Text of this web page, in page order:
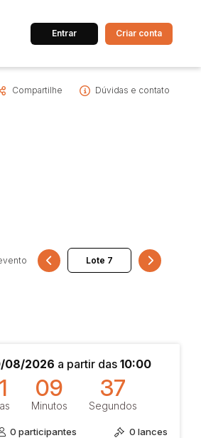
Entrar Criar conta
Compartilhe Dúvidas e contato
08/2026 a partir das 10:00
09
Minutos
36
Segundos
0participantes 0 lances